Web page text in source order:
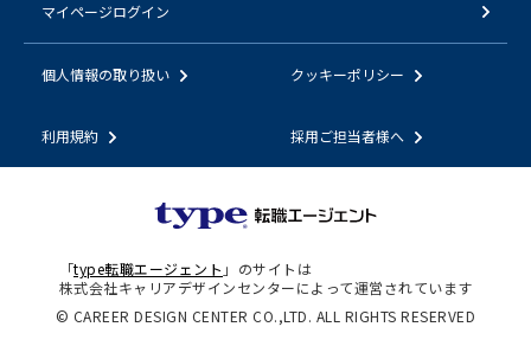
マイページログイン
個人情報の取り扱い クッキーポリシー
利用規約 採用ご担当者様へ
「type転職エージェント 」のサイトは
株式会社キャリアデザインセンターによって運営されています
© CAREER DESIGN CENTER CO.,LTD. ALL RIGHTS RESERVED